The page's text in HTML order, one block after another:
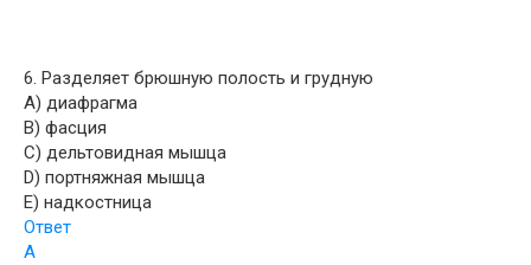
6. Разделяет брюшную полость и грудную
A) диафрагма
B) фасция
C) дельтовидная мышца
D) портняжная мышца
E) надкостница
Ответ
A